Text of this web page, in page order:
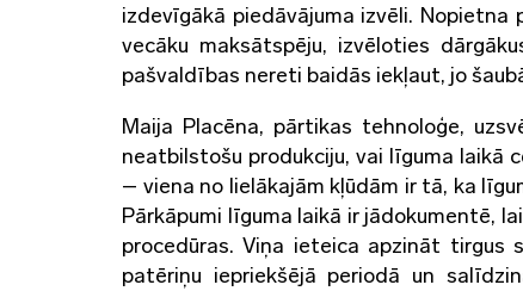
izdevīgākā piedāvājuma izvēli. Nopietna
vecāku maksātspēju, izvēloties
pašvaldības nereti baidās iekļaut, jo
Maija Placēna, pārtikas tehnoloģe,
neatbilstošu produkciju, vai līguma laikā
– viena no lielākajām kļūdām ir tā, ka
Pārkāpumi līguma laikā ir jādokumentē,
procedūras. Viņa ieteica apzināt tirgus
patēriņu iepriekšējā periodā un